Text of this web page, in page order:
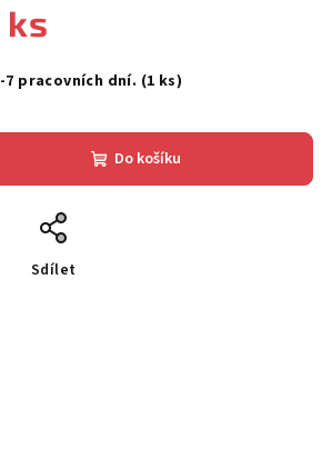
7 pracovních dní. (1 ks)
Do košíku
Sdílet